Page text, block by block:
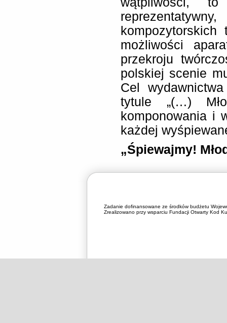
możliwości
przekroju
polskiej scenie
Cel
tytule „(…)
komponowania i
każdej
„Śpiewajmy!
Zadanie dofinansowane ze środków budżetu
Zrealizowano przy wsparciu Fundacji Otwarty Kod